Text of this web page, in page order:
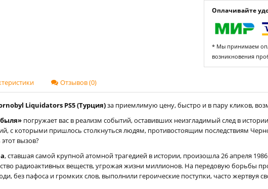
Оплачивайте
* Мы принимаем
возникновения
Отзывов (0)
Liquidators PS5 (Турция)за приемлимую цену, быстро и в пару кликов,
погружает вас в реализм событий, оставивших неизгладимый след в
с которыми пришлось столкнуться людям, противостоящим последствиям
вызов?
, ставшая самой крупной атомной трагедией в истории, произошла 26 апреля
радиоактивных веществ, угрожая жизни миллионов. На передовую борьбы
без пафоса и громких слов, выполнили героические поступки, часто жертвуя